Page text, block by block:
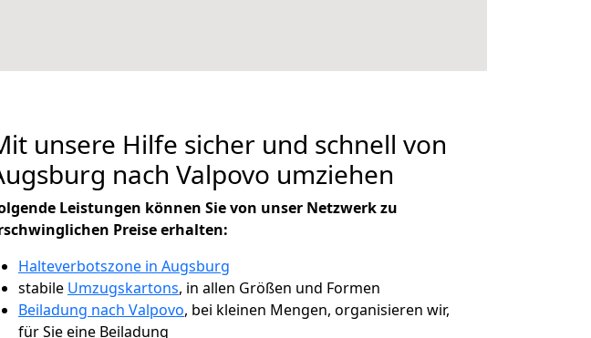
unsere Hilfe sicher und schnell von
nach Valpovo umziehen
Leistungen können Sie von unser Netzwerk zu
Preise erhalten:
Halteverbotszone in Augsburg
stabile Umzugskartons, in allen Größen und Formen
Beiladung nach Valpovo, bei kleinen Mengen, organisieren wir,
für Sie eine Beiladung